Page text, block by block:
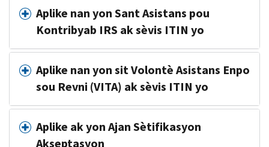
Aplike nan yon Sant Asistans pou
Kontribyab IRS ak sèvis ITIN yo
Aplike nan yon sit Volontè Asistans Enpo
sou Revni (VITA) ak sèvis ITIN yo
Aplike ak yon Ajan Sètifikasyon
Akseptasyon